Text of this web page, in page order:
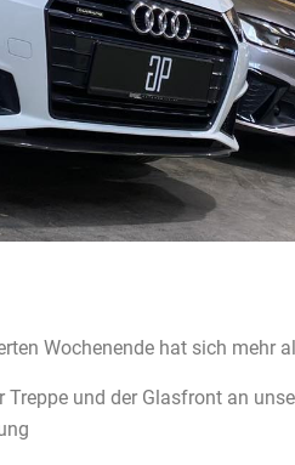
Wochenende hat sich mehr
und der Glasfront an